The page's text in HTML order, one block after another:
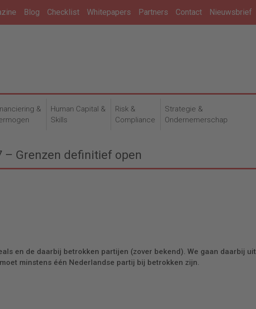
Blog Checklist Whitepapers Partners Contact Nieuwsbrief
&
Human Capital &
Skills
Risk &
Compliance
Strategie &
Ondernemerschap
– Grenzen definitief open
en de daarbij betrokken partijen (zover bekend). We gaan daarbij uit
minstens één Nederlandse partij bij betrokken zijn.